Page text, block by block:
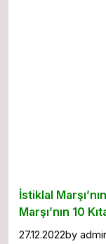
İstiklal
Marşı’nın 10
27.12.2022by